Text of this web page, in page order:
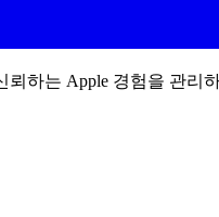
뢰하는 Apple 경험을 관